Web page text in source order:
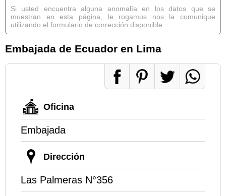
Si usted encuentra alguna anomalía en los datos que se
muestran en esta página, le rogamos nos la comunique
utilizando el formulario de corrección disponible.
Embajada de Ecuador en Lima
Oficina
Embajada
Dirección
Las Palmeras N°356